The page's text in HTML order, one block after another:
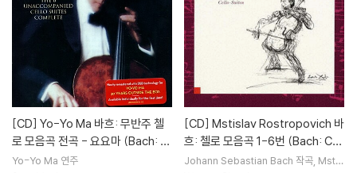
[CD]
로 모음곡 전곡 - 요요마 (Bach: U
naccompanied Cello Suites)
Yo-Yo Ma 연주
[CD]
흐: 첼로 모음곡 1-6번 (Bach: Cell
o Suites BWV1007-1012)
Johann Sebastian Bach 작곡 Mstis